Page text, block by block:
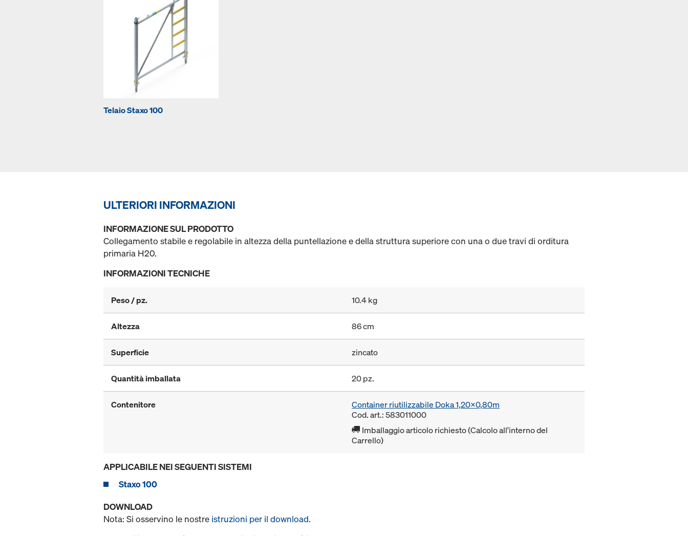
Telaio Staxo 100
ULTERIORI INFORMAZIONI
INFORMAZIONE SUL PRODOTTO
Collegamento stabile e regolabile in altezza della puntellazione e della struttura superiore con una o due travi di orditura
primaria H20.
INFORMAZIONI TECNICHE
Peso / pz. 10.4 kg
Altezza 86 cm
Superficie zincato
Quantità imballata 20 pz.
Contenitore
Container riutilizzabile Doka 1,20x0,80m
Cod. art.: 583011000
Imballaggio articolo richiesto (Calcolo all'interno del
Carrello)
APPLICABILE NEI SEGUENTI SISTEMI
Staxo 100
DOWNLOAD
Nota: Si osservino le nostre istruzioni per il download.